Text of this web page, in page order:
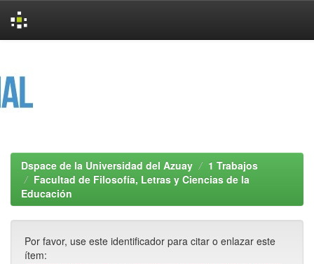
Dspace de la Universidad del Azuay
1 Trabajos
Facultad de Filosofía, Letras y Ciencias de la
Educación
Por favor, use este identificador para citar o enlazar este
ítem: